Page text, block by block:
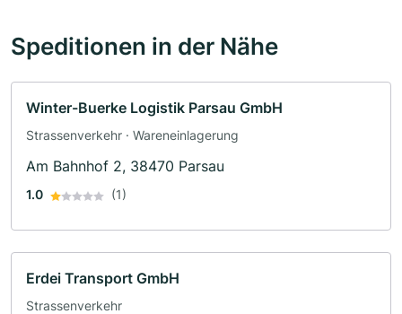
Speditionen in der Nähe
Winter-Buerke Logistik Parsau GmbH
Strassenverkehr · Wareneinlagerung
Am Bahnhof 2, 38470 Parsau
1.0 (1)
Erdei Transport GmbH
Strassenverkehr